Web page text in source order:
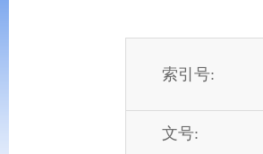
索引号:
文号: